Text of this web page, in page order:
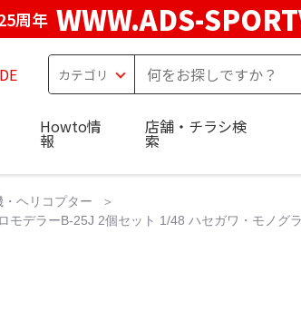
周年 WWW.ADS-
Howto情
報
店舗・チラシ検
索
・ヘリコプター
モデラーB-25J 2個セット 1/48 ハセガワ・モノグ